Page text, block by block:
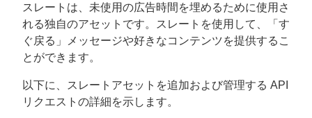
スレートは、未使用の広告時間を埋めるために使用さ
れる独自のアセットです。スレートを使用して、「す
ぐ戻る」メッセージや好きなコンテンツを提供するこ
とができます。
以下に、スレートアセットを追加および管理する API
リクエストの詳細を示します。